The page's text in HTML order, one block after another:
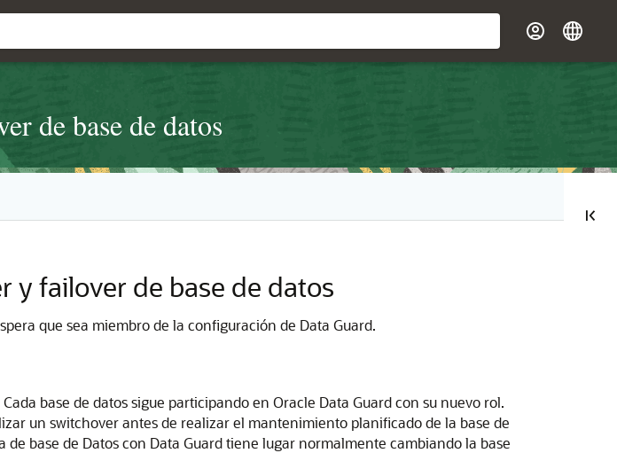
de base de datos
y failover de base de datos
que sea miembro de la configuración de Data Guard.
base de datos sigue participando en Oracle Data Guard con su nuevo rol.
un switchover antes de realizar el mantenimiento planificado de la base de
base de Datos con Data Guard tiene lugar normalmente cambiando la base